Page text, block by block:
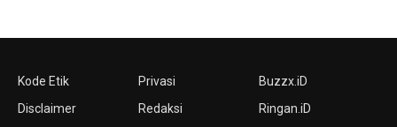
Kode Etik
Disclaimer
Privasi
Redaksi
Buzzx.iD
Ringan.iD